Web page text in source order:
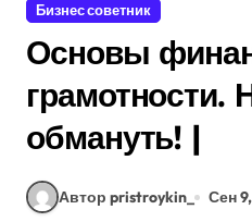
Бизнес советник
Основы
грамотности.
обмануть! |
Автор pristroykin_ Сен